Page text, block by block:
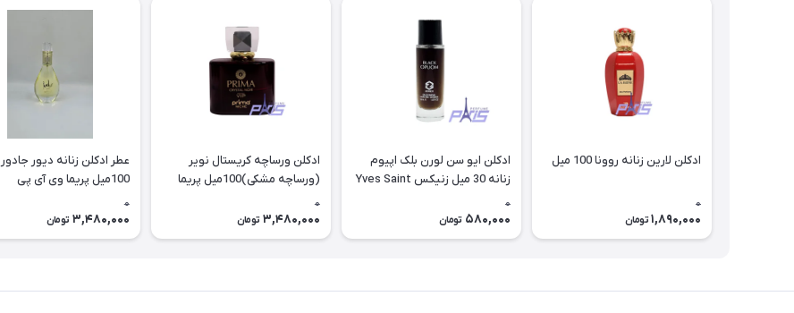
ادکلن لارین زنانه روونا 100 میل
0
1,890,000 تومان
ادکلن ایو سن لورن بلک اپیوم
زنانه 30 میل زنیکس Yves Saint
0
580,000 تومان
ادکلن ورساچه کریستال نویر
(ورساچه مشکی)100میل پریما
niche (vip
0
3,480,000 تومان
عطر ادکلن زنانه دیور جادور
100میل پریما وی آی پی
0
3,480,000 تومان